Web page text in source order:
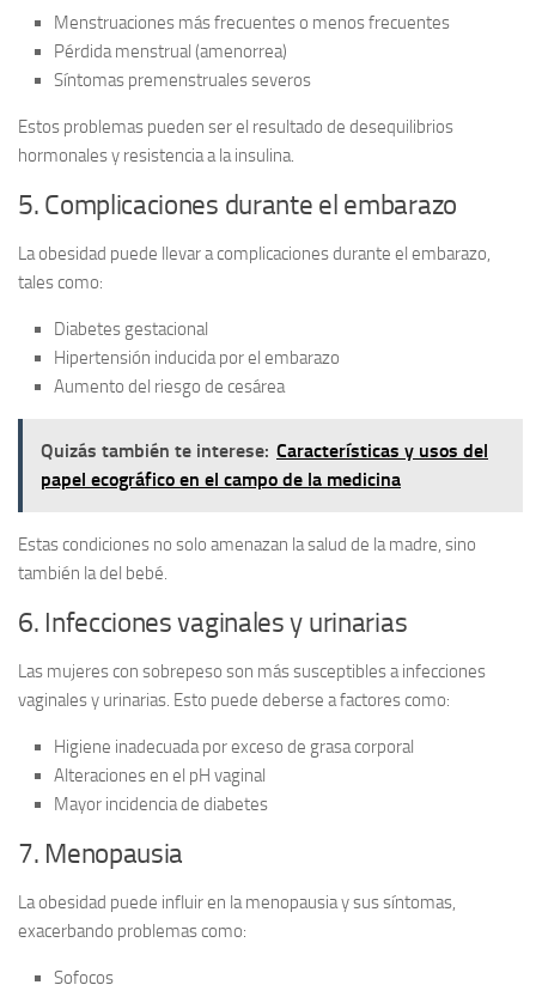
Menstruaciones más frecuentes o menos frecuentes
Pérdida menstrual (amenorrea)
Síntomas premenstruales severos
Estos problemas pueden ser el resultado de desequilibrios
hormonales y resistencia a la insulina.
5. Complicaciones durante el embarazo
La obesidad puede llevar acomplicaciones durante el embarazo,
tales como:
Diabetes gestacional
Hipertensión inducida por el embarazo
Aumento del riesgo de cesárea
Quizás también te interese: Características y usos del
papel ecográfico en el campo de la medicina
Estas condiciones no solo amenazan la salud de la madre, sino
también la del bebé.
6. Infecciones vaginales y urinarias
Las mujeres con sobrepeso son más susceptibles ainfecciones
vaginales y urinarias. Esto puede deberse a factores como:
Higiene inadecuada por exceso de grasa corporal
Alteraciones en el pH vaginal
Mayor incidencia de diabetes
7. Menopausia
La obesidad puede influir en lamenopausiay sus síntomas,
exacerbando problemas como:
Sofocos